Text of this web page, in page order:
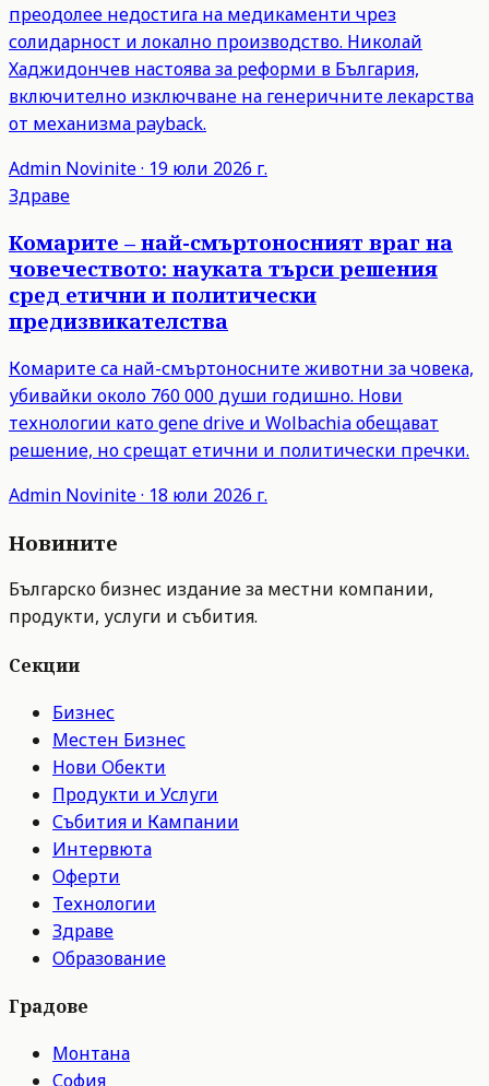
преодолее недостига на медикаменти чрез
солидарност и локално производство. Николай
Хаджидончев настоява за реформи в България,
включително изключване на генеричните лекарства
от механизма payback.
Admin Novinite· 19 юли 2026 г.
Здраве
Комарите – най-смъртоносният враг на
човечеството: науката търси решения
сред етични и политически
предизвикателства
Комарите са най-смъртоносните животни за човека,
убивайки около 760 000 души годишно. Нови
технологии като gene drive и Wolbachia обещават
решение, но срещат етични и политически пречки.
Admin Novinite· 18 юли 2026 г.
Новините
Българско бизнес издание за местни компании,
продукти, услуги и събития.
Секции
Бизнес
Местен Бизнес
Нови Обекти
Продукти и Услуги
Събития и Кампании
Интервюта
Оферти
Технологии
Здраве
Образование
Градове
Монтана
София